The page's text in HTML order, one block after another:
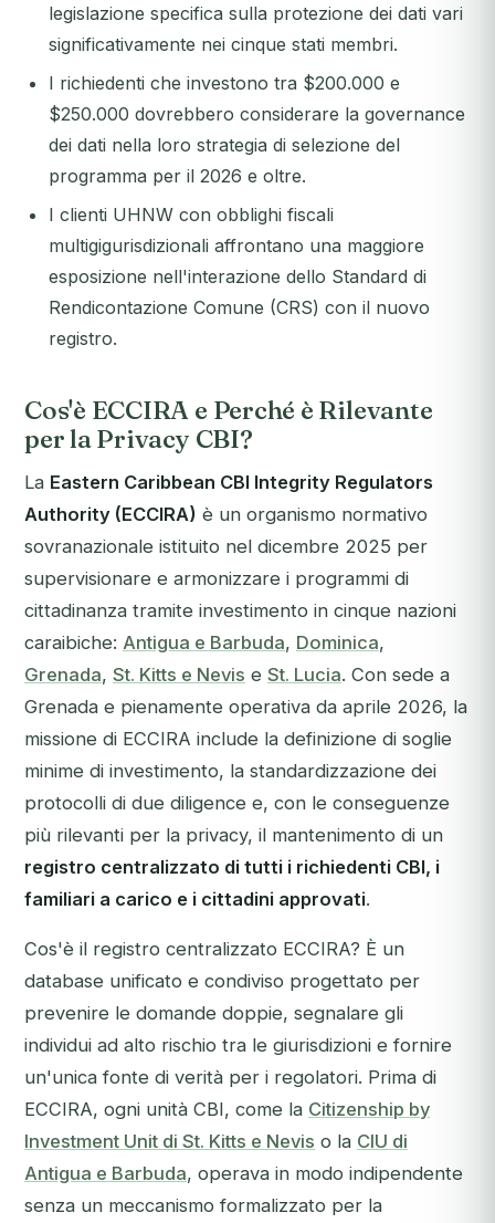
legislazione specifica sulla protezione dei dati vari
significativamente nei cinque stati membri.
I richiedenti che investono tra $200.000 e
$250.000 dovrebbero considerare la governance
dei dati nella loro strategia di selezione del
programma per il 2026 e oltre.
I clienti UHNW con obblighi fiscali
multigigurisdizionali affrontano una maggiore
esposizione nell'interazione dello Standard di
Rendicontazione Comune (CRS) con il nuovo
registro.
Cos'è ECCIRA e Perché è Rilevante
per la Privacy CBI?
La Eastern Caribbean CBI Integrity Regulators
Authority (ECCIRA) è un organismo normativo
sovranazionale istituito nel dicembre 2025 per
supervisionare e armonizzare i programmi di
cittadinanza tramite investimento in cinque nazioni
caraibiche: Antigua e Barbuda, Dominica,
Grenada, St. Kitts e Nevis e St. Lucia. Con sede a
Grenada e pienamente operativa da aprile 2026, la
missione di ECCIRA include la definizione di soglie
minime di investimento, la standardizzazione dei
protocolli di due diligence e, con le conseguenze
più rilevanti per la privacy, il mantenimento di un
registro centralizzato di tutti i richiedenti CBI, i
familiari a carico e i cittadini approvati.
Cos'è il registro centralizzato ECCIRA? È un
database unificato e condiviso progettato per
prevenire le domande doppie, segnalare gli
individui ad alto rischio tra le giurisdizioni e fornire
un'unica fonte di verità per i regolatori. Prima di
ECCIRA, ogni unità CBI, come la Citizenship by
Investment Unit di St. Kitts e Nevis o la CIU di
Antigua e Barbuda, operava in modo indipendente
senza un meccanismo formalizzato per la